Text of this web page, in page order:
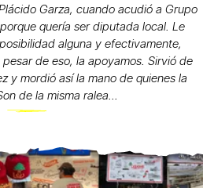
Garza, cuando acudió a Grupo
quería ser diputada local. Le
alguna y efectivamente,
de eso, la apoyamos. Sirvió de
y mordió así la mano de quienes la
de la misma ralea...